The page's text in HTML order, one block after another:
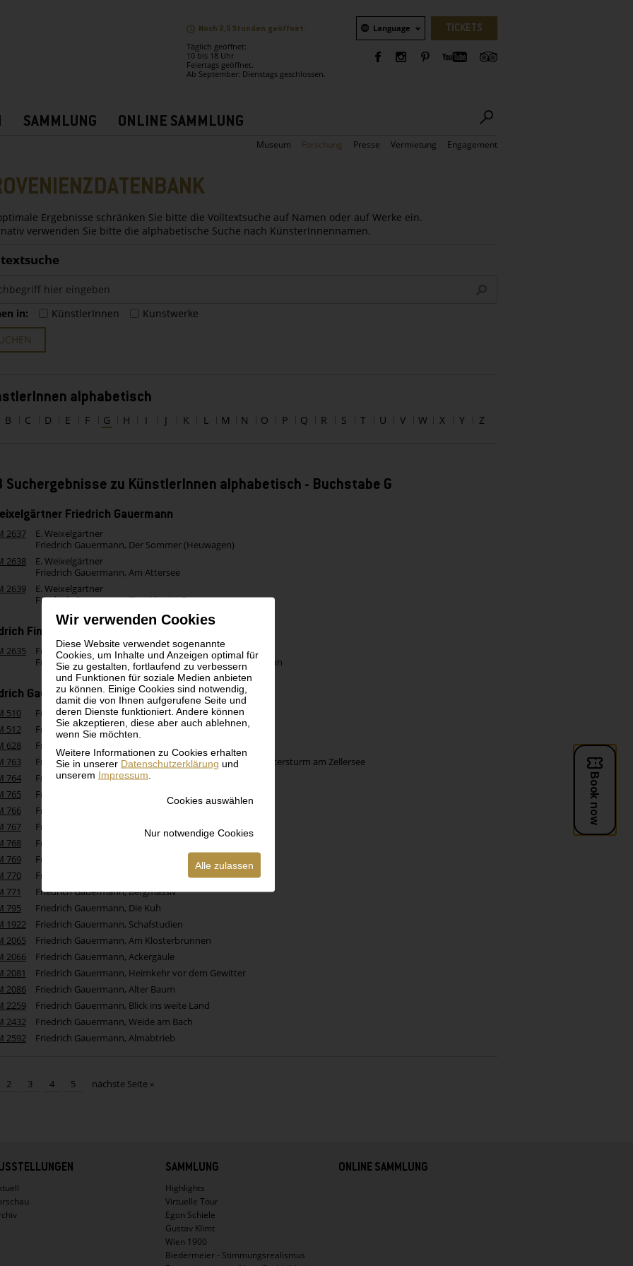
Wir verwenden Cookies
Diese Website verwendet sogenannte
Cookies, um Inhalte und Anzeigen optimal für
Sie zu gestalten, fortlaufend zu verbessern
und Funktionen für soziale Medien anbieten
zu können. Einige Cookies sind notwendig,
damit die von Ihnen aufgerufene Seite und
deren Dienste funktioniert. Andere können
Sie akzeptieren, diese aber auch ablehnen,
wenn Sie möchten.
Weitere Informationen zu Cookies erhalten
Sie in unserer Datenschutzerklärung und
unserem Impressum
Cookies auswählen
Nur notwendige Cookies
Alle zulassen
Noch 2,5 Stunden geöffnet.
Täglich geöffnet:
10 bis 18 Uhr
Feiertags geöffnet.
Ab September: Dienstags geschlossen.
Sprachauswahl
Language TICKETS
SAMMLUNG ONLINE SAMMLUNG
Museum Forschung Presse Vermietung Engagement
Ergebnisse schränken Sie bitte die Volltextsuche auf Namen oder auf Werke ein.
verwenden Sie bitte die alphabetische Suche nach KünsterInnennamen.
in: KünstlerInnen
Kunstwerke
alphabetisch
B C D E F G H I J K L M N O P Q R S T U V W X Y Z
Suchergebnisse zu KünstlerInnen alphabetisch - Buchstabe G
Friedrich Gauermann
2637
E. Weixelgärtner
Friedrich Gauermann, Der Sommer (Heuwagen)
2638
E. Weixelgärtner
Friedrich Gauermann, Am Attersee
2639
E. Weixelgärtner
Friedrich Gauermann, Eine Alpe im Regen
Fink Friedrich Gauermann
2635
Friedrich Fink
Friedrich Gauermann, Porträt des Vaters Jakob Gauermann
Gauermann
510
Friedrich Gauermann, Landschaft mit Bauernhaus
512
Friedrich Gauermann, Felsmotiv
628
Friedrich Gauermann, Auf der Alm (Studie)
763
Friedrich Gauermann, Studie zu Ein Kornwagen bei Gewittersturm am Zellersee
764
Friedrich Gauermann, Junger Mann mit Pfeife
765
Friedrich Gauermann, Pfeifenrauchender Knabe
766
Friedrich Gauermann, Weideszene
767
Friedrich Gauermann, Kühe am Bachufer
768
Friedrich Gauermann, Luchs im Wald
769
Friedrich Gauermann, Felsenstudie
770
Friedrich Gauermann, Weißes Rind
771
Friedrich Gauermann, Bergmassiv
795
Friedrich Gauermann, Die Kuh
1922
Friedrich Gauermann, Schafstudien
2065
Friedrich Gauermann, Am Klosterbrunnen
2066
Friedrich Gauermann, Ackergäule
2081
Friedrich Gauermann, Heimkehr vor dem Gewitter
2086
Friedrich Gauermann, Alter Baum
2259
Friedrich Gauermann, Blick ins weite Land
2432
Friedrich Gauermann, Weide am Bach
2592
Friedrich Gauermann, Almabtrieb
2 3 4 5 nächste Seite »
SAMMLUNG
Highlights
Virtuelle Tour
Egon Schiele
Gustav Klimt
Wien 1900
Biedermeier - Stimmungsrealismus
ONLINE SAMMLUNG